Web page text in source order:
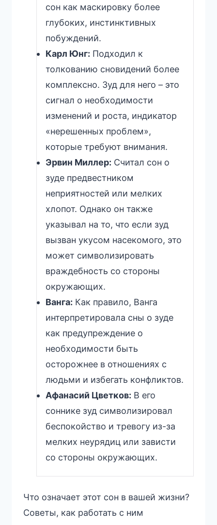
сон как маскировку более
глубоких, инстинктивных
побуждений.
Карл Юнг: Подходил к
толкованию сновидений более
комплексно. Зуд для него – это
сигнал о необходимости
изменений и роста, индикатор
«нерешенных проблем»,
которые требуют внимания.
Эрвин Миллер: Считал сон о
зуде предвестником
неприятностей или мелких
хлопот. Однако он также
указывал на то, что если зуд
вызван укусом насекомого, это
может символизировать
враждебность со стороны
окружающих.
Ванга: Как правило, Ванга
интерпретировала сны о зуде
как предупреждение о
необходимости быть
осторожнее в отношениях с
людьми и избегать конфликтов.
Афанасий Цветков: В его
соннике зуд символизировал
беспокойство и тревогу из-за
мелких неурядиц или зависти
со стороны окружающих.
Что означает этот сон в вашей жизни?
Советы, как работать с ним